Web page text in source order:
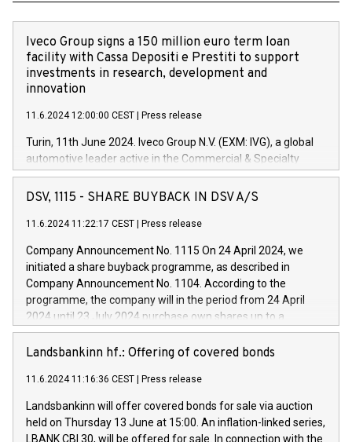
Iveco Group signs a 150 million euro term loan
facility with Cassa Depositi e Prestiti to support
investments in research, development and
innovation
11.6.2024 12:00:00 CEST Press release
Turin, 11th June 2024. Iveco Group N.V. (EXM: IVG), a global
automotive leader active in the Commercial & Specialty
Vehicles, Powertrain and related Financial Services arenas,
has successfully signed a term loan facility of 150 million
new projects in Italy dedicated to research, development and
by CDP, Iveco Group will develop innovative technologies and
architectures in the field of electric propulsion and further
develop solutions for autonomous driving, digitalisation and
vehicle connectivity aimed at increasing efficiency, safety,
driving comfort and productivity. The financed investments,
Iveco Group in Italy by the end of 2025. Iveco Group N.V.
(EXM: IVG) is the home of unique people and brands that
sustainable society. The eight brands are each a
DSV, 1115 - SHARE BUYBACK IN DSV A/S
11.6.2024 11:22:17 CEST Press release
Company Announcement No. 1115 On 24 April 2024, we
initiated a share buyback programme, as described in
Company Announcement No. 1104. According to the
programme, the company will in the period from 24 April
2024 until 23 July 2024 purchase own shares up to a
maximum value of DKK 1,000 million, and no more than
1,700,000 shares, corresponding to 0.79% of the share
programme has been implemented in accordance with
Regulation No. 596/2014 of the European Parliament and
Council of 16 April 2014 (“MAR”) (save for the rules on share
buyback programmes set out in MAR article 5) and the
Landsbankinn hf.: Offering of covered bonds
11.6.2024 11:16:36 CEST Press release
Landsbankinn will offer covered bonds for sale via auction
held on Thursday 13 June at 15:00. An inflation-linked series,
LBANK CBI 30, will be offered for sale. In connection with the